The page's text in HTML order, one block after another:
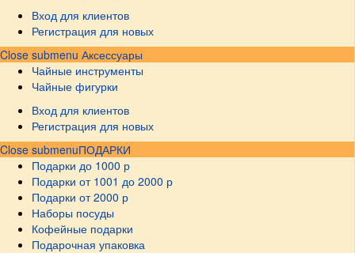
Вход для клиентов
Регистрация для новых
Close submenu Аксессуары
Чайные инструменты
Чайные фигурки
Вход для клиентов
Регистрация для новых
Close submenuПОДАРКИ
Подарки до 1000 р
Подарки от 1001 до 2000 р
Подарки от 2000 р
Наборы посуды
Кофейные подарки
Подарочная упаковка